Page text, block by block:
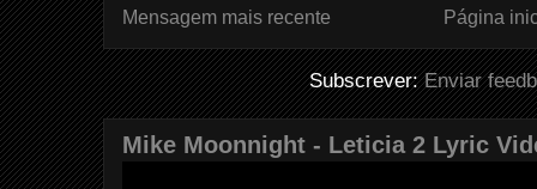
Mensagem mais recente Página
Subscrever:Enviar
Mike Moonnight - Leticia 2 Lyric